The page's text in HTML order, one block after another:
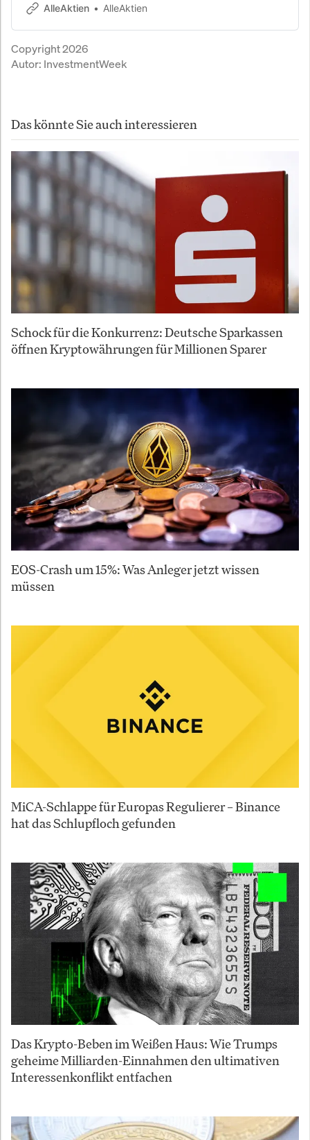
Ferrari & Hermès. Renditeerwartung
AlleAktien AlleAktien
Copyright 2026
Autor: InvestmentWeek
Das könnte Sie auch interessieren
Schock für die Konkurrenz: Deutsche Sparkassen
öffnen Kryptowährungen für Millionen Sparer
EOS-Crash um 15%: Was Anleger jetzt wissen
müssen
MiCA-Schlappe für Europas Regulierer – Binance
hat das Schlupfloch gefunden
Das Krypto-Beben im Weißen Haus: Wie Trumps
geheime Milliarden-Einnahmen den ultimativen
Interessenkonflikt entfachen